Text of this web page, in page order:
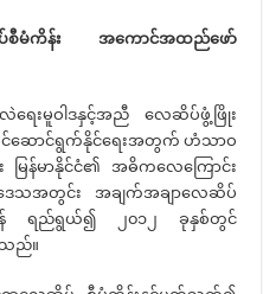
စီမံကိန်း အကောင်အထည်ဖော်
ရေးမူဝါဒနှင့်အညီ လေဆိပ်ဖွံ့ဖြိုး
င်ဆောင်ရွက်နိုင်ရေးအတွက် ဟံသာဝ
ြန်မာနိုင်ငံ၏ အဓိကလေကြောင်း
ဒေသအတွင်း အချက်အချာလေဆိပ်
စ်ရန် ရည်ရွယ်၍ ၂၀၁၂ ခုနှစ်တွင်
ည်။